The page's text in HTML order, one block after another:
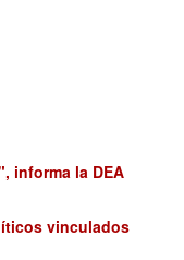
informa la DEA
vinculados